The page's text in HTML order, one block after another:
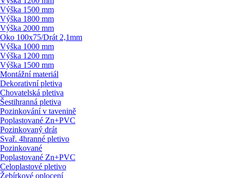
Výška 1500 mm
Výška 1800 mm
Výška 2000 mm
Oko 100x75/Drát 2,1mm
Výška 1000 mm
Výška 1200 mm
Výška 1500 mm
Montážní materiál
Dekorativní pletiva
Chovatelská pletiva
Šestihranná pletiva
Pozinkování v tavenině
Poplastované Zn+PVC
Pozinkovaný drát
Svař. 4hranné pletivo
Pozinkované
Poplastované Zn+PVC
Celoplastové pletivo
Žebírkové oplocení